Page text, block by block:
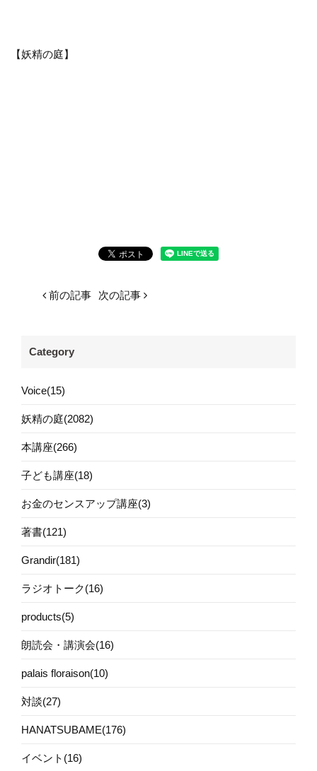
【妖精の庭】
前の記事 次の記事
Category
Voice(15)
妖精の庭(2082)
本講座(266)
子ども講座(18)
お金のセンスアップ講座(3)
著書(121)
Grandir(181)
ラジオトーク(16)
products(5)
朗読会・講演会(16)
palais floraison(10)
対談(27)
HANATSUBAME(176)
イベント(16)